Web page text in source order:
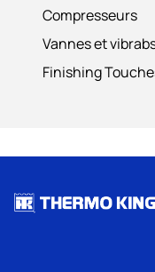
Compresseurs
Vannes et
Finishing